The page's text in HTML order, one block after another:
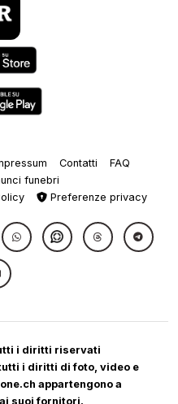
Contatti
FAQ
funebri
Preferenze privacy
i diritti riservati
i diritti di foto, video e
appartengono a
suoi fornitori.